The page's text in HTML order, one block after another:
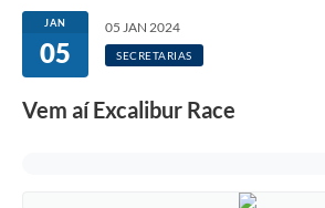
Transparência
Ouvidoria / SIC
Fale Conosco
JAN
05
05 JAN 2024
SECRETARIAS
Vem aí Excalibur Race